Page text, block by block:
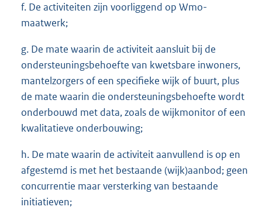
f. De activiteiten zijn voorliggend op Wmo-
maatwerk;
g. De mate waarin de activiteit aansluit bij de
ondersteuningsbehoefte van kwetsbare inwoners,
mantelzorgers of een specifieke wijk of buurt, plus
de mate waarin die ondersteuningsbehoefte wordt
onderbouwd met data, zoals de wijkmonitor of een
kwalitatieve onderbouwing;
h. De mate waarin de activiteit aanvullend is op en
afgestemd is met het bestaande (wijk)aanbod; geen
concurrentie maar versterking van bestaande
initiatieven;